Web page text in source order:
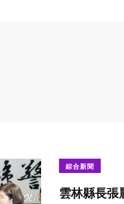
綜合新聞
雲林縣長張